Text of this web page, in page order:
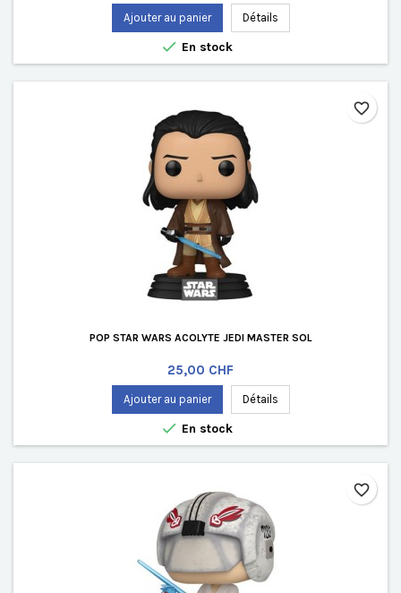
Ajouter au panier Détails
 En stock
POP STAR WARS ACOLYTE JEDI MASTER SOL
Prix
25,00 CHF
Ajouter au panier Détails
 En stock
favorite_border
favorite_border